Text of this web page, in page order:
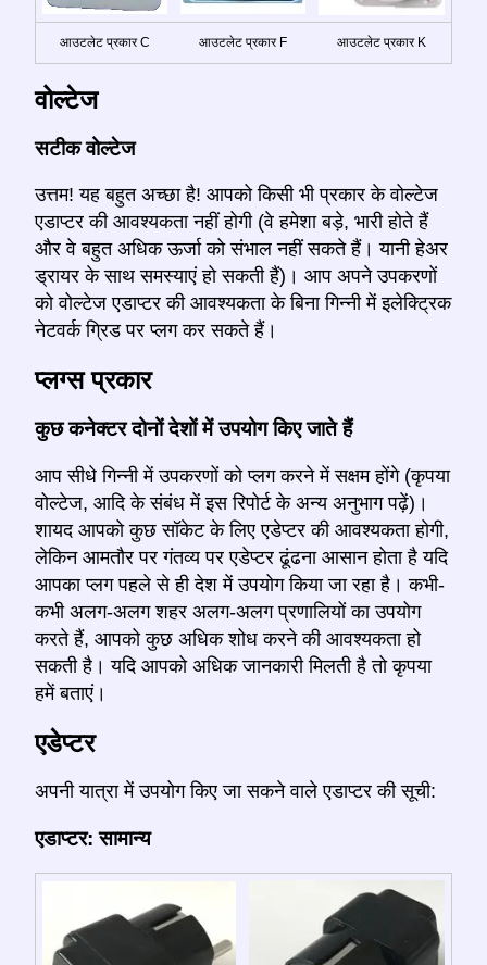
आउटलेट प्रकार C आउटलेट प्रकार F आउटलेट प्रकार K
वोल्टेज
सटीक वोल्टेज
उत्तम! यह बहुत अच्छा है! आपको किसी भी प्रकार के वोल्टेज
एडाप्टर की आवश्यकता नहीं होगी (वे हमेशा बड़े, भारी होते हैं
और वे बहुत अधिक ऊर्जा को संभाल नहीं सकते हैं। यानी हेअर
ड्रायर के साथ समस्याएं हो सकती हैं)। आप अपने उपकरणों
को वोल्टेज एडाप्टर की आवश्यकता के बिना गिन्नी में इलेक्ट्रिक
नेटवर्क ग्रिड पर प्लग कर सकते हैं।
प्लग्स प्रकार
कुछ कनेक्टर दोनों देशों में उपयोग किए जाते हैं
आप सीधे गिन्नी में उपकरणों को प्लग करने में सक्षम होंगे (कृपया
वोल्टेज, आदि के संबंध में इस रिपोर्ट के अन्य अनुभाग पढ़ें)।
शायद आपको कुछ सॉकेट के लिए एडेप्टर की आवश्यकता होगी,
लेकिन आमतौर पर गंतव्य पर एडेप्टर ढूंढना आसान होता है यदि
आपका प्लग पहले से ही देश में उपयोग किया जा रहा है। कभी-
कभी अलग-अलग शहर अलग-अलग प्रणालियों का उपयोग
करते हैं, आपको कुछ अधिक शोध करने की आवश्यकता हो
सकती है। यदि आपको अधिक जानकारी मिलती है तो कृपया
हमें बताएं।
एडेप्टर
अपनी यात्रा में उपयोग किए जा सकने वाले एडाप्टर की सूची:
एडाप्टर: सामान्य